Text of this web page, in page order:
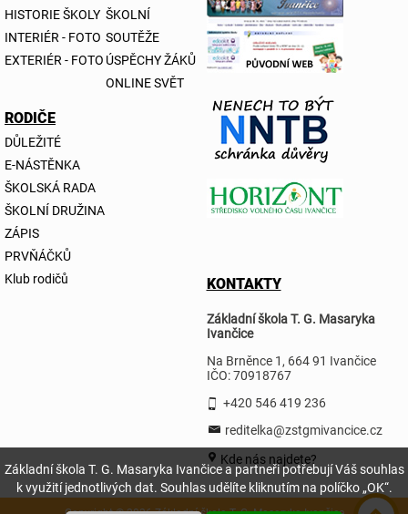
Základní škola T. G. Masaryka Ivančice a partneři potřebují Váš souhlas
k využití jednotlivých dat. Souhlas udělíte kliknutím na políčko „OK“.
HISTORIE ŠKOLY
INTERIÉR - FOTO
EXTERIÉR - FOTO
ŠKOLNÍ
SOUTĚŽE
ÚSPĚCHY ŽÁKŮ
ONLINE SVĚT
RODIČE
DŮLEŽITÉ
E-NÁSTĚNKA
ŠKOLSKÁ RADA
ŠKOLNÍ DRUŽINA
ZÁPIS
PRVŇÁČKŮ
Klub rodičů
KONTAKTY
Základní škola T. G. Masaryka
Ivančice
Na Brněnce 1, 664 91 Ivančice
IČO: 70918767
+420 546 419 236
reditelka@zstgmivancice.cz
Kde nás najdete?